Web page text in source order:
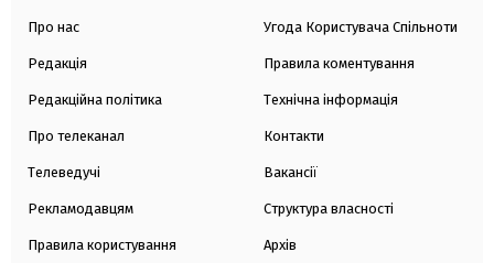
Про нас
Редакція
Редакційна політика
Про телеканал
Телеведучі
Рекламодавцям
Правила користування
Угода Користувача Спільноти
Правила коментування
Технічна інформація
Контакти
Вакансії
Структура власності
Архів